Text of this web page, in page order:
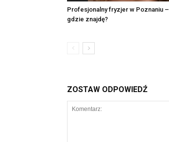
Profesjonalny fryzjer w Poznaniu –
gdzie znajdę?
ZOSTAW ODPOWIEDŹ